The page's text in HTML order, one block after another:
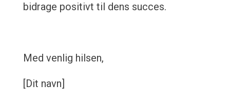
bidrage positivt til dens succes.
Med venlig hilsen,
[Dit navn]